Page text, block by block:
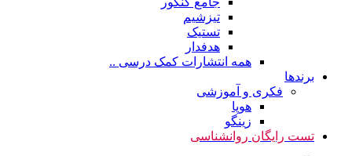
تیزشیم
تستیک
هدفدار
همه انتشارات کمک درسی ..
برندها
فکری و آموزشی
هوپا
زینگو
تست رایگان روانشناسی